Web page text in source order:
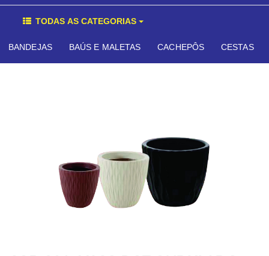
TODAS AS CATEGORIAS
BANDEJAS BAÚS E MALETAS CACHEPÔS CESTAS